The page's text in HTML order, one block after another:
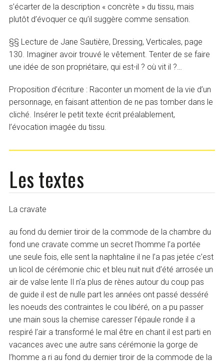
s’écarter de la description « concrète » du tissu, mais
plutôt d’évoquer ce qu’il suggère comme sensation.
§§ Lecture de Jane Sautière, Dressing, Verticales, page
130. Imaginer avoir trouvé le vêtement. Tenter de se faire
une idée de son propriétaire, qui est-il ? où vit il ?…
Proposition d’écriture : Raconter un moment de la vie d’un
personnage, en faisant attention de ne pas tomber dans le
cliché. Insérer le petit texte écrit préalablement,
l’évocation imagée du tissu.
Les textes
La cravate
au fond du dernier tiroir de la commode de la chambre du
fond une cravate comme un secret l’homme l’a portée
une seule fois, elle sent la naphtaline il ne l’a pas jetée c’est
un licol de cérémonie chic et bleu nuit nuit d’été arrosée un
air de valse lente Il n’a plus de rènes autour du coup pas
de guide il est de nulle part les années ont passé desséré
les noeuds des contraintes le cou libéré, on a pu passer
une main sous la chemise caresser l’épaule ronde il a
respiré l’air a transformé le mal être en chant il est parti en
vacances avec une autre sans cérémonie la gorge de
l’homme a ri au fond du dernier tiroir de la commode de la